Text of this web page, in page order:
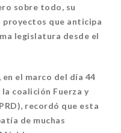
sobre todo, su
que anticipa
legislatura desde el
en el marco del día 44
coalición Fuerza y
recordó que esta
de muchas